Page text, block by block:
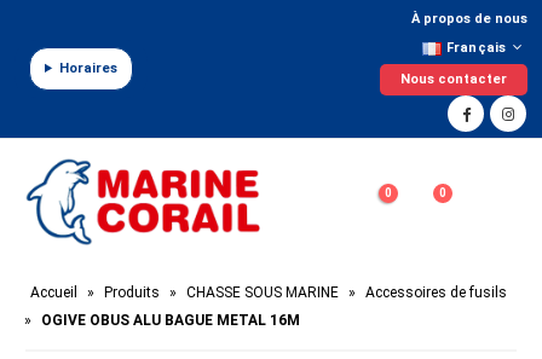
Horaires
À propos de nous
Français
Nous contacter
0 0
Accueil » Produits » CHASSE SOUS MARINE »
Accessoires de fusils
»
OGIVE OBUS ALU BAGUE METAL 16M